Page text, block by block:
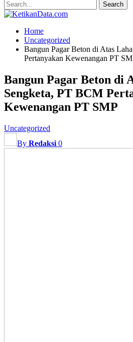
Home
Uncategorized
Bangun Pagar Beton di Atas
Pertanyakan Kewenangan PT
Bangun Pagar Beton di
Sengketa, PT BCM
Kewenangan PT SMP
Uncategorized
By Redaksi 0